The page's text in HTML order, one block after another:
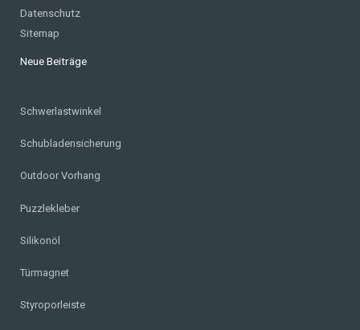
Datenschutz
Sitemap
Neue Beiträge
Schwerlastwinkel
Schubladensicherung
Outdoor Vorhang
Puzzlekleber
Silikonöl
Türmagnet
Styroporleiste